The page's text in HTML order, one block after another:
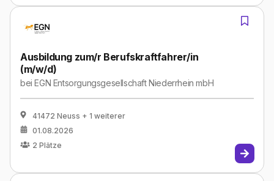
Ausbildung zum/r Berufskraftfahrer/in
(m/w/d)
beiEGN Entsorgungsgesellschaft Niederrhein mbH
41472 Neuss + 1 weiterer
01.08.2026
2 Plätze